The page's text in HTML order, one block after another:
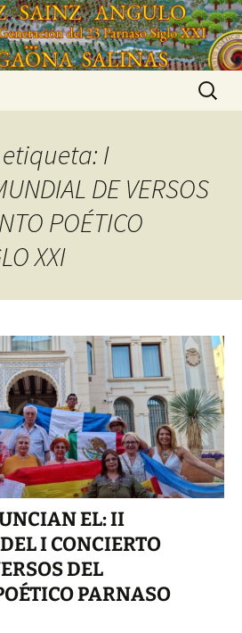
Buscar:
I
DE VERSOS
POÉTICO
XXI
EL: II
I CONCIERTO
DEL
PARNASO